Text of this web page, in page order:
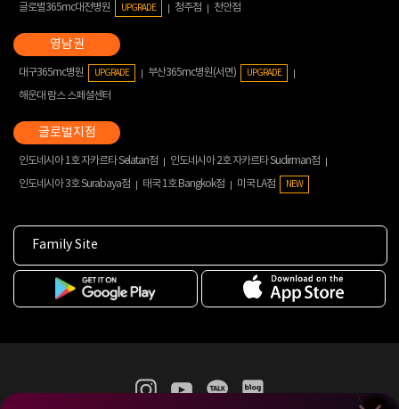
글로벌365mc대전병원 UPGRADE 청주점 천안점
대구365mc병원 UPGRADE 부산365mc병원(서면) UPGRADE
해운대 람스 스페셜센터
인도네시아 1호 자카르타 Selatan점
인도네시아 2호 자카르타 Sudirman점
인도네시아 3호 Surabaya점
태국 1호 Bangkok점 미국 LA점 NEW
Family Site